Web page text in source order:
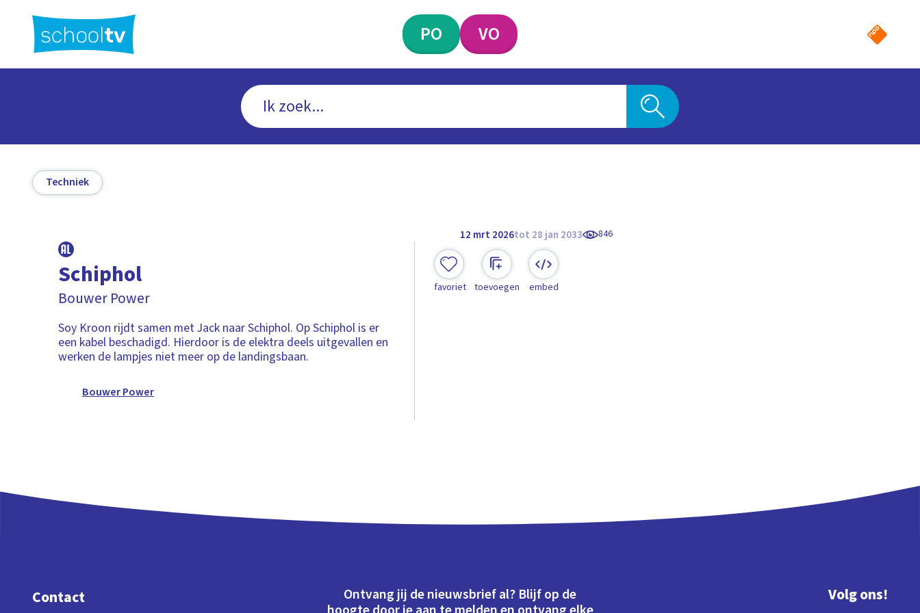
hoofdinhoud
PO VO
Techniek
12 mrt 2026tot 28 jan 2033 846
Schiphol
Bouwer Power
Soy Kroon rijdt samen met Jack naar Schiphol. Op Schiphol is er
een kabel beschadigd. Hierdoor is de elektra deels uitgevallen en
werken de lampjes niet meer op de landingsbaan.
Bouwer Power
favoriet toevoegen embed
Contact
Ontvang jij de nieuwsbrief al? Blijf op de
Volg ons!